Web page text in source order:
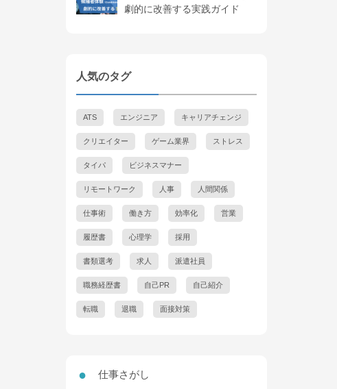
劇的に改善する実践ガイド
人気のタグ
ATS エンジニア キャリアチェンジ
クリエイター ゲーム業界 ストレス
タイパ ビジネスマナー
リモートワーク 人事 人間関係
仕事術 働き方 効率化 営業
履歴書 心理学 採用
書類選考 求人 派遣社員
職務経歴書 自己PR 自己紹介
転職 退職 面接対策
仕事さがし